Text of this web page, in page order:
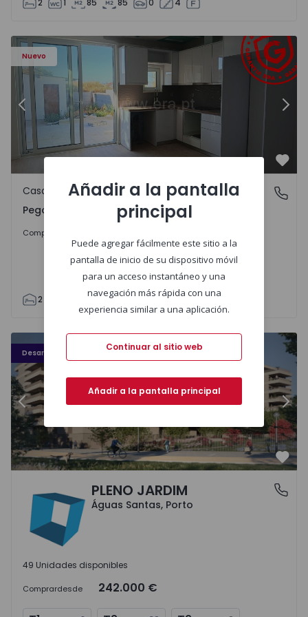
2 1 85 85 0 4
Nuevo
Casa T2 Abrantes, Pego - 1575171 - 9
Anterior
Pego, Abrantes
Casa
Pego, Abrantes
Comprar
2 99 59 110 0
Desarrollo
PLENO JARDIM - 3
Anterior
Águas Santas, PortoPLENO JARDIM
Águas Santas, Porto
49 Unidades disponibles
Comprardesde 242.000 €
Añadir a la pantalla
principal
Puede agregar fácilmente este sitio a la
pantalla de inicio de su dispositivo móvil
para un acceso instantáneo y una
navegación más rápida con una
experiencia similar a una aplicación.
Continuar al sitio web
Añadir a la pantalla principal